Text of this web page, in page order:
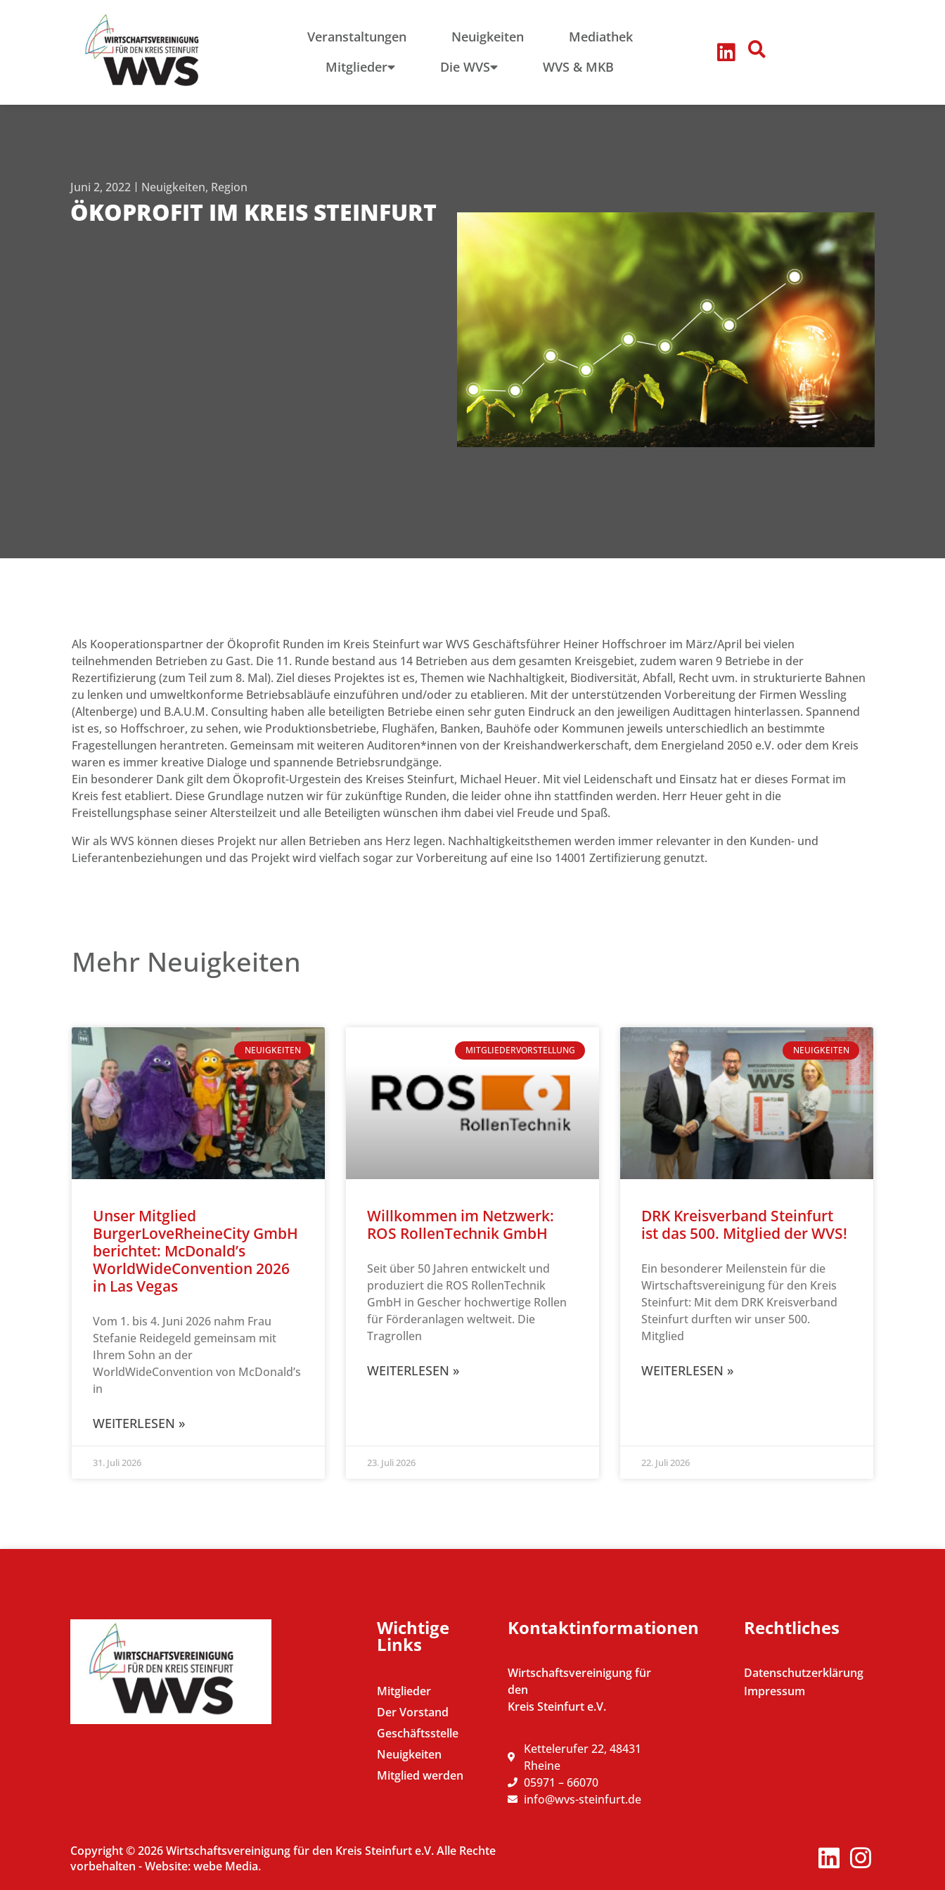
Veranstaltungen Neuigkeiten
Mediathek
Mitglieder
Die WVS WVS & MKB
Anfahrt
Interessengruppe - Arbeitskreise
Juni 2, 2022 Neuigkeiten, Region
ÖKOPROFIT IM KREIS STEINFURT
Als Kooperationspartner der Ökoprofit Runden im Kreis Steinfurt war WVS Geschäftsführer Heiner Hoffschroer im März/April bei vielen
teilnehmenden Betrieben zu Gast. Die 11. Runde bestand aus 14 Betrieben aus dem gesamten Kreisgebiet, zudem waren 9 Betriebe in der
Rezertifizierung (zum Teil zum 8. Mal). Ziel dieses Projektes ist es, Themen wie Nachhaltigkeit, Biodiversität, Abfall, Recht uvm. in strukturierte Bahnen
zu lenken und umweltkonforme Betriebsabläufe einzuführen und/oder zu etablieren. Mit der unterstützenden Vorbereitung der Firmen Wessling
(Altenberge) und B.A.U.M. Consulting haben alle beteiligten Betriebe einen sehr guten Eindruck an den jeweiligen Audittagen hinterlassen. Spannend
ist es, so Hoffschroer, zu sehen, wie Produktionsbetriebe, Flughäfen, Banken, Bauhöfe oder Kommunen jeweils unterschiedlich an bestimmte
Fragestellungen herantreten. Gemeinsam mit weiteren Auditoren*innen von der Kreishandwerkerschaft, dem Energieland 2050 e.V. oder dem Kreis
waren es immer kreative Dialoge und spannende Betriebsrundgänge.
Ein besonderer Dank gilt dem Ökoprofit-Urgestein des Kreises Steinfurt, Michael Heuer. Mit viel Leidenschaft und Einsatz hat er dieses Format im
Kreis fest etabliert. Diese Grundlage nutzen wir für zukünftige Runden, die leider ohne ihn stattfinden werden. Herr Heuer geht in die
Freistellungsphase seiner Altersteilzeit und alle Beteiligten wünschen ihm dabei viel Freude und Spaß.
Wir als WVS können dieses Projekt nur allen Betrieben ans Herz legen. Nachhaltigkeitsthemen werden immer relevanter in den Kunden- und
Lieferantenbeziehungen und das Projekt wird vielfach sogar zur Vorbereitung auf eine Iso 14001 Zertifizierung genutzt.
Mehr Neuigkeiten
NEUIGKEITEN
Unser Mitglied
BurgerLoveRheineCity GmbH
berichtet: McDonald’s
WorldWideConvention 2026
in Las Vegas
Vom 1. bis 4. Juni 2026 nahm Frau
Stefanie Reidegeld gemeinsam mit
Ihrem Sohn an der
WorldWideConvention von McDonald’s
in
WEITERLESEN »
31. Juli 2026
MITGLIEDERVORSTELLUNG
Willkommen im Netzwerk:
ROS RollenTechnik GmbH
Seit über 50 Jahren entwickelt und
produziert die ROS RollenTechnik
GmbH in Gescher hochwertige Rollen
für Förderanlagen weltweit. Die
Tragrollen
WEITERLESEN »
23. Juli 2026
NEUIGKEITEN
DRK Kreisverband Steinfurt
ist das 500. Mitglied der WVS!
Ein besonderer Meilenstein für die
Wirtschaftsvereinigung für den Kreis
Steinfurt: Mit dem DRK Kreisverband
Steinfurt durften wir unser 500.
Mitglied
WEITERLESEN »
22. Juli 2026
Wichtige
Links
Mitglieder
Der Vorstand
Geschäftsstelle
Neuigkeiten
Mitglied werden
Kontaktinformationen
Wirtschaftsvereinigung für
den
Kreis Steinfurt e.V.
Kettelerufer 22, 48431
Rheine
05971 – 66070
info@wvs-steinfurt.de
Rechtliches
Datenschutzerklärung
Impressum
Copyright © 2026 Wirtschaftsvereinigung für den Kreis Steinfurt e.V. Alle Rechte
vorbehalten -Website: webe Media.